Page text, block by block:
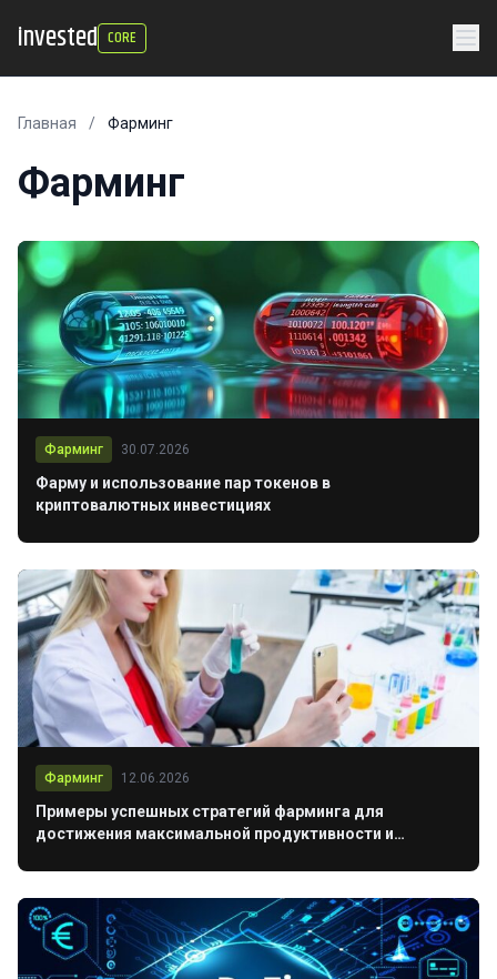
invested CORE
Главная / Фарминг
Фарминг
Фарминг 30.07.2026
Фарму и использование пар токенов в
криптовалютных инвестициях
Фарминг 12.06.2026
Примеры успешных стратегий фарминга для
достижения максимальной продуктивности и